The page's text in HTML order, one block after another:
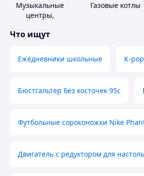
Музыкальные
центры,
Газовые котлы
Что ищут
Ежедневники школьные K-
Бюстгальтер без косточек 95с
Футбольные сороконожки Nike
Двигатель с редуктором для